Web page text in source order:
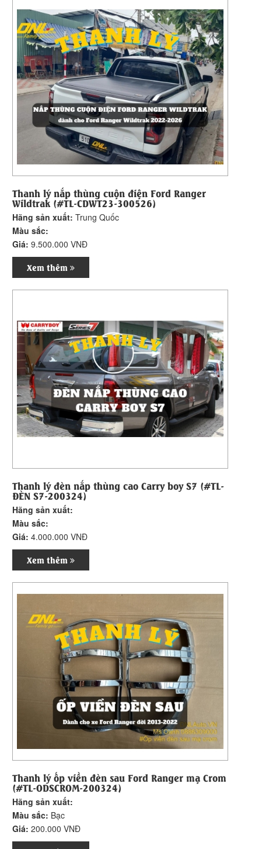
Thanh lý nắp thùng cuộn điện Ford Ranger
Wildtrak (#TL-CDWT23-300526)
Hãng sản xuất: Trung Quốc
Màu sắc:
Giá: 9.500.000 VNĐ
Xem thêm
Thanh lý đèn nắp thùng cao Carry boy S7 (#TL-
ĐÈN S7-200324)
Hãng sản xuất:
Màu sắc:
Giá: 4.000.000 VNĐ
Xem thêm
Thanh lý ốp viền đèn sau Ford Ranger mạ Crom
(#TL-ODSCROM-200324)
Hãng sản xuất:
Màu sắc: Bạc
Giá: 200.000 VNĐ